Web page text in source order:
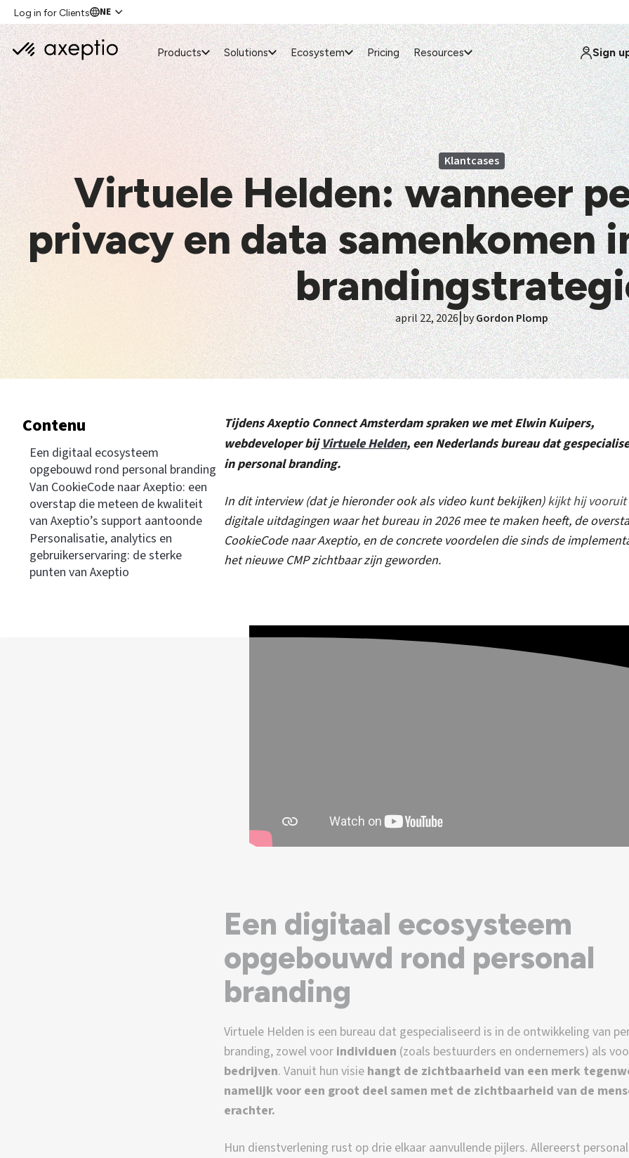
Log in for Clients NE
Products Solutions Ecosystem Pricing Resources Sign
Klantcases
Virtuele Helden: wanneer
privacy en data samenkomen
april 22, 2026|byGordon Plomp
Contenu
Een digitaal ecosysteem
opgebouwd rond personal branding
Van CookieCode naar Axeptio: een
overstap die meteen de kwaliteit
van Axeptio’s support aantoonde
Personalisatie, analytics en
gebruikerservaring: de sterke
punten van Axeptio
Tijdens Axeptio Connect Amsterdam spraken we met Elwin Kuipers,
webdeveloper bijVirtuele Helden, een Nederlands bureau dat
in personal branding.
In dit interview (dat je hieronder ook als video kunt bekijken)kijkt hij vooruit
digitale uitdagingen waar het bureau in 2026 mee te maken heeft, de
CookieCode naar Axeptio, en de concrete voordelen die sinds de
het nieuwe CMP zichtbaar zijn geworden.
Een digitaal ecosysteem
opgebouwd rond personal
branding
Virtuele Helden is een bureau dat gespecialiseerd is in de ontwikkeling van
branding, zowel voor individuen (zoals bestuurders en ondernemers) als
bedrijven. Vanuit hun visie hangt de zichtbaarheid van een merk
namelijk voor een groot deel samen met de zichtbaarheid van de
erachter.
Hun dienstverlening rust op drie elkaar aanvullende pijlers. Allereerst personal